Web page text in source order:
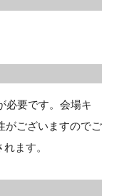
必要です。会場キ
がございますのでご
ます。